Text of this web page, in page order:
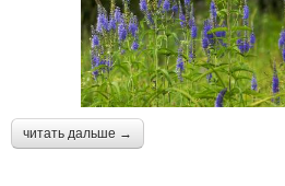
читать дальше →